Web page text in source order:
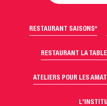
RESTAURANT SAISONS*
RESTAURANT LA TABLE
ATELIERS POUR LES